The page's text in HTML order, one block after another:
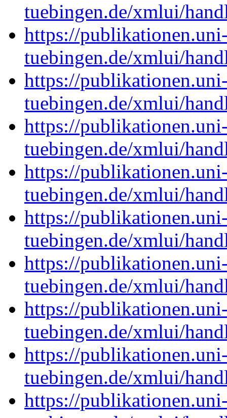
tuebingen.de/xmlui/
https://
tuebingen.de/xmlui/
https://
tuebingen.de/xmlui/
https://
tuebingen.de/xmlui/
https://
tuebingen.de/xmlui/
https://
tuebingen.de/xmlui/
https://
tuebingen.de/xmlui/
https://
tuebingen.de/xmlui/
https://
tuebingen.de/xmlui/
https://